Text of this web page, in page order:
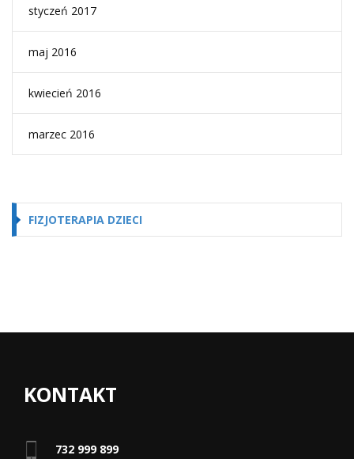
styczeń 2017
maj 2016
kwiecień 2016
marzec 2016
FIZJOTERAPIA DZIECI
KONTAKT
732 999 899